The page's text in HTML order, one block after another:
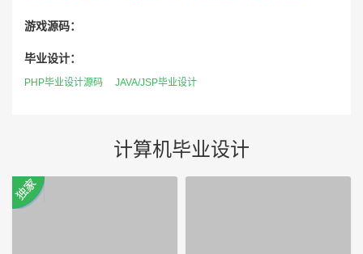
游戏源码：
毕业设计：
PHP毕业设计源码 JAVA/JSP毕业设计
计算机毕业设计